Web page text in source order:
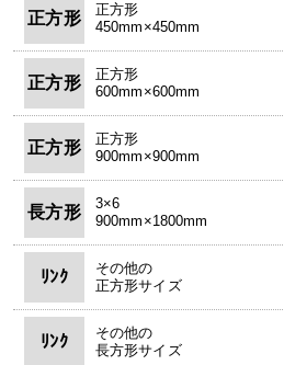
正方形
正方形
450mm×450mm
正方形
正方形
600mm×600mm
正方形
正方形
900mm×900mm
長方形
3×6
900mm×1800mm
ﾘﾝｸ
その他の
正方形サイズ
ﾘﾝｸ
その他の
長方形サイズ